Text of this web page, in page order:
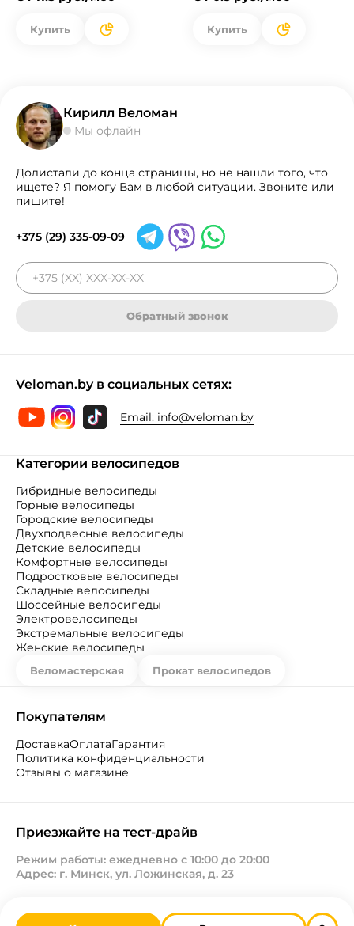
Купить Купить
Кирилл Веломан
Мы офлайн
Долистали до конца страницы, но не нашли того, что
ищете? Я помогу Вам в любой ситуации. Звоните или
пишите!
+375 (29) 335-09-09
Обратный звонок
Veloman.by в социальных сетях:
Email: info@veloman.by
Категории велосипедов
Гибридные велосипеды
Горные велосипеды
Городские велосипеды
Двухподвесные велосипеды
Детские велосипеды
Комфортные велосипеды
Подростковые велосипеды
Складные велосипеды
Шоссейные велосипеды
Электровелосипеды
Экстремальные велосипеды
Женские велосипеды
Веломастерская Прокат велосипедов
Покупателям
ДоставкаОплатаГарантия
Политика конфиденциальности
Отзывы о магазине
Приезжайте на тест-драйв
Режим работы: ежедневно с 10:00 до 20:00
Адрес: г. Минск, ул. Ложинская, д. 23